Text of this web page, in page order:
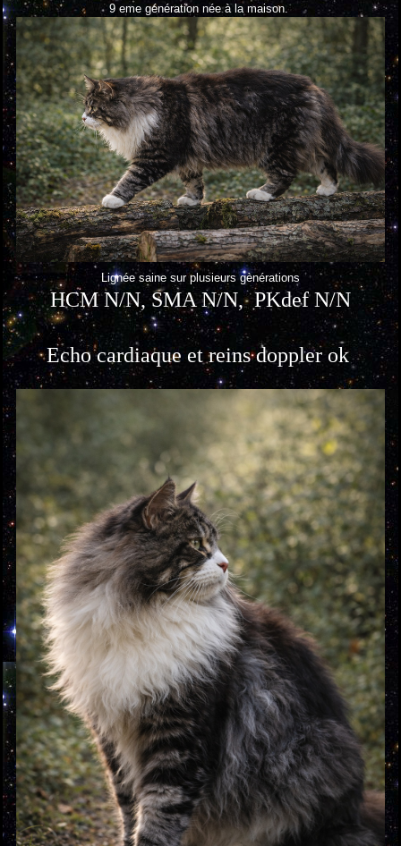
9 eme génération née à la maison.
Lignée saine sur plusieurs gènérations
HCM N/N, SMA N/N, PKdef N/N
Echo cardiaque et reins doppler ok